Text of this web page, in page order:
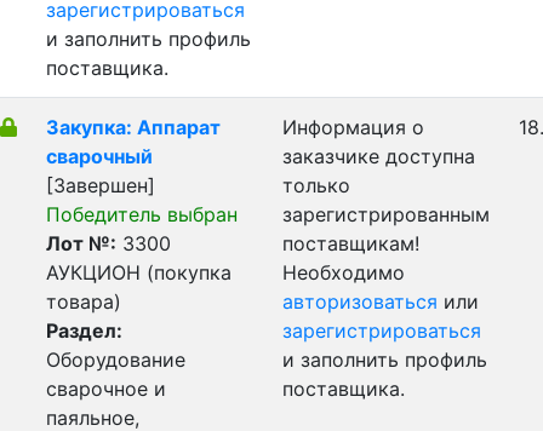
зарегистрироваться
и заполнить профиль
поставщика.
Закупка: Аппарат
сварочный
[Завершен]
Победитель выбран
Лот №: 3300
АУКЦИОН (покупка
товара)
Раздел:
Оборудование
сварочное и
паяльное,
Информация о
заказчике доступна
только
зарегистрированным
поставщикам!
Необходимо
авторизоваться или
зарегистрироваться
и заполнить профиль
поставщика.